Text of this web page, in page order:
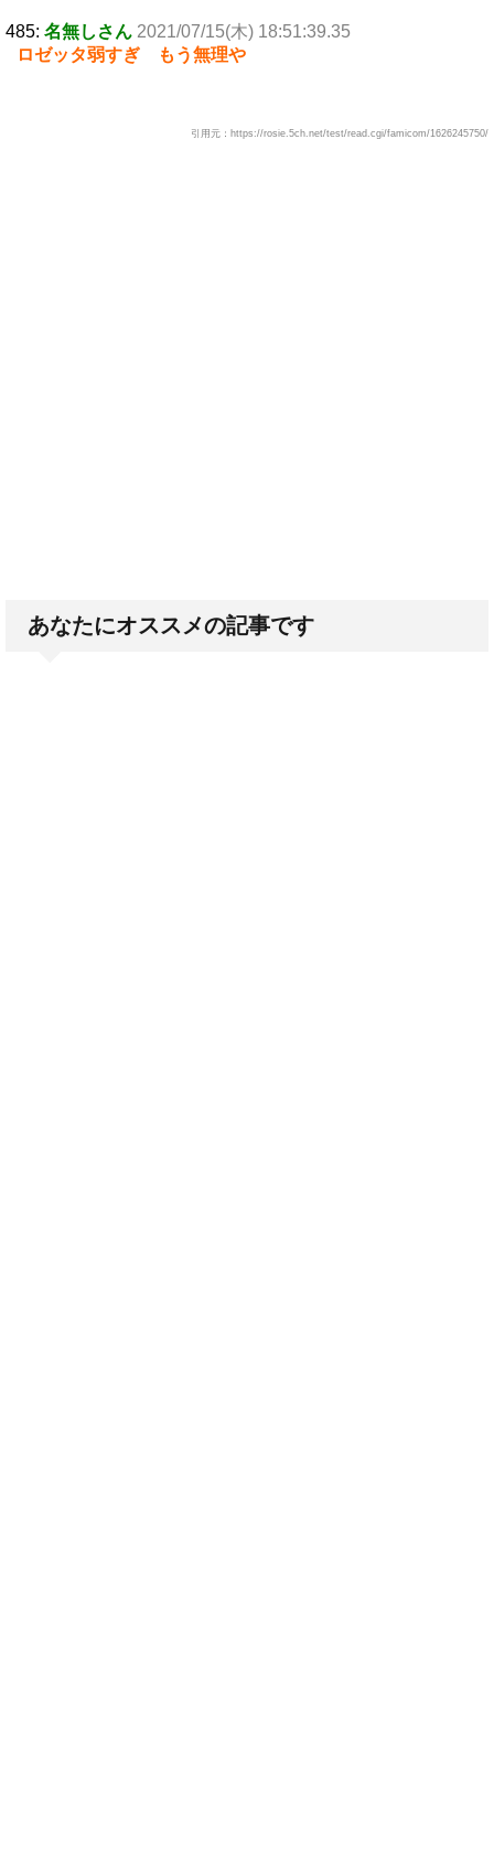
485: 名無しさん 2021/07/15(木) 18:51:39.35
ロゼッタ弱すぎ もう無理や
引用元：https://rosie.5ch.net/test/read.cgi/famicom/1626245750/
あなたにオススメの記事です